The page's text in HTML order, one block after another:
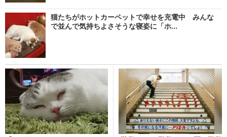
猫たちがホットカーペットで幸せを充電中 みんな
で並んで気持ちよさそうな寝姿に「ホ...